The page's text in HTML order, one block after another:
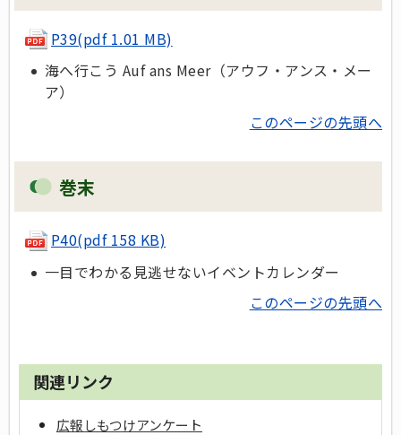
P39(pdf 1.01 MB)
海へ行こう Auf ans Meer（アウフ・アンス・メー
ア）
このページの先頭へ
巻末
P40(pdf 158 KB)
一目でわかる見逃せないイベントカレンダー
このページの先頭へ
関連リンク
広報しもつけアンケート